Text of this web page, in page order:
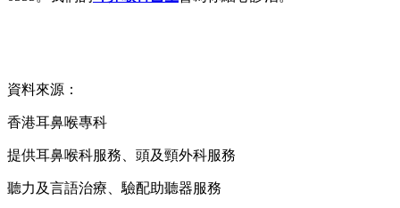
資料來源：
香港耳鼻喉專科
提供耳鼻喉科服務、頭及頸外科服務
聽力及言語治療、驗配助聽器服務